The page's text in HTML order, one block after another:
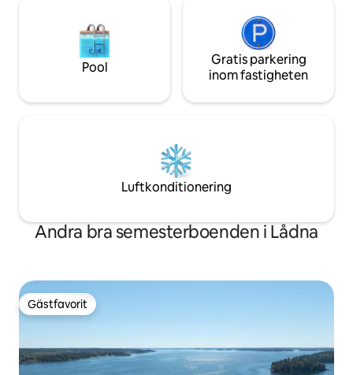
Pool
Gratis parkering
inom fastigheten
Luftkonditionering
Andra bra semesterboenden i Lådna
Gästfavorit
Gästfavorit